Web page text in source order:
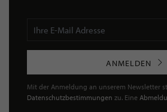
ANMELDEN
Mit der Anmeldung an unserem Newsletter
Datenschutzbestimmungen zu. Eine